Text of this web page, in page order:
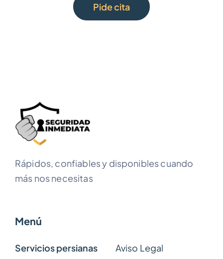
Pide cita
Rápidos, confiables y disponibles cuando
más nos necesitas
Menú
Servicios persianas
Aviso Legal